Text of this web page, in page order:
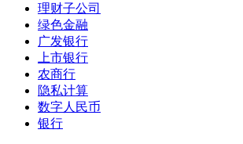
理财子公司
绿色金融
广发银行
上市银行
农商行
隐私计算
数字人民币
银行